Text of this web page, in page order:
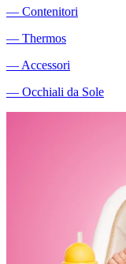
― Contenitori
― Thermos
― Accessori
― Occhiali da Sole